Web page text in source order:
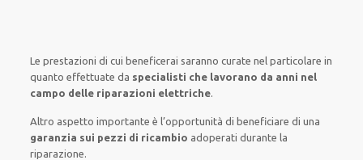
Le prestazioni di cui beneficerai sarannocurate nel particolare in
quanto effettuate da specialisti che lavorano da anni nel
campo delle riparazioni elettriche.
Altro aspetto importante è l’opportunità di beneficiare di una
garanzia sui pezzi di ricambio adoperati durante la
riparazione.